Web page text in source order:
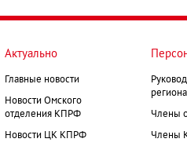
Актуально
Главные новости
Новости Омского
отделения КПРФ
Новости ЦК КПРФ
Члены
Члены